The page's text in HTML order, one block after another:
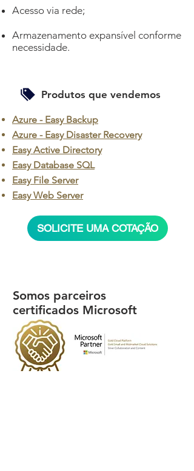
Acesso via rede;
Armazenamento expansível conforme
necessidade.
Produtos que vendemos
Azure - Easy Backup
Azure - Easy Disaster Recovery
Easy Active Directory
Easy Database SQL
Easy File Server
Easy Web Server
SOLICITE UMA COTAÇÃO
Somos parceiros
certificados Microsoft